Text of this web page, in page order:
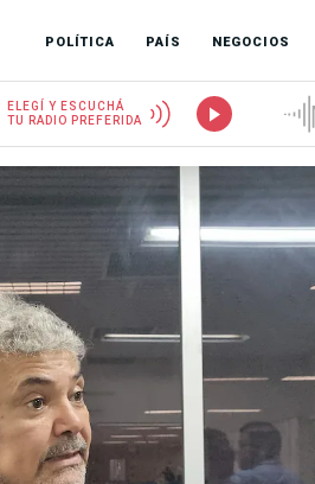
POLÍTICA PAÍS NEGOCIOS
ELEGÍ Y ESCUCHÁ
TU RADIO PREFERIDA